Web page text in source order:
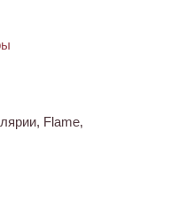
Flame,